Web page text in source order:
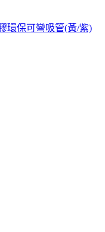
環保可彎吸管(黃/紫)